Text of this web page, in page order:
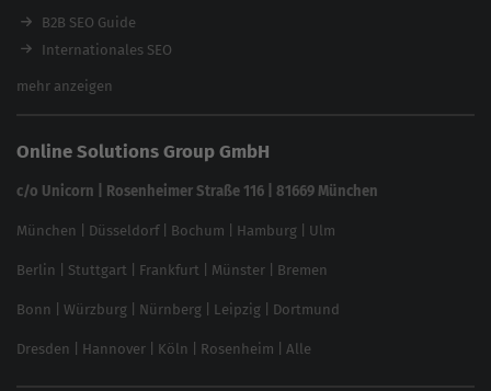
Ladezeiten-Check
Brand Protection Tool
Website SEO Check
feed2content.ai
B2B SEO Guide
Internationales SEO
eCommerce SEO
In ChatGPT gefunden werden
Linkbuilding 2025
Local SEO
SEO für Online Shops
Brand Monitoring 2025
mehr anzeigen
Online Solutions Group GmbH
c/o Unicorn | Rosenheimer Straße 116 | 81669 München
München Düsseldorf| Bochum Hamburg Ulm
Berlin Stuttgart Frankfurt Münster Bremen
Bonn Würzburg Nürnberg Leipzig Dortmund
Dresden Hannover Köln Rosenheim Alle